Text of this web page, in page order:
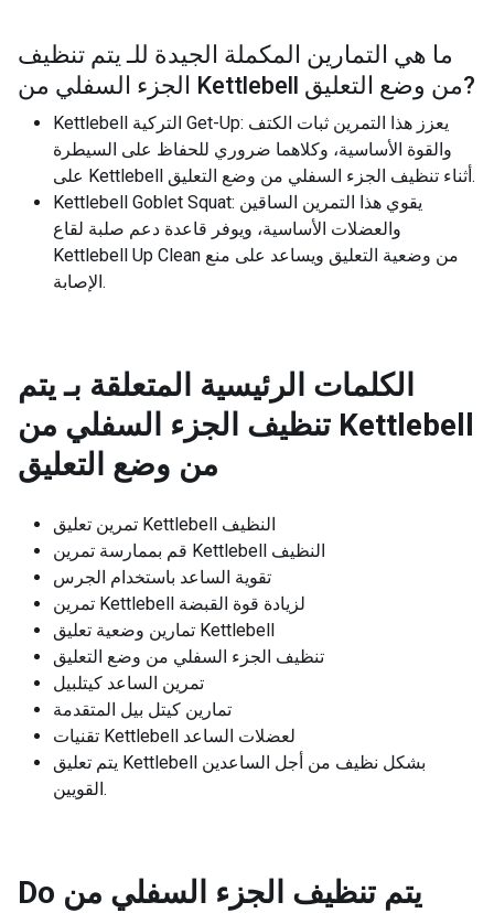
ما هي التمارين المكملة الجيدة للـ يتم تنظيف
الجزء السفلي من Kettlebell من وضع التعليق?
Kettlebell التركية Get-Up: يعزز هذا التمرين ثبات الكتف
والقوة الأساسية، وكلاهما ضروري للحفاظ على السيطرة
على Kettlebell أثناء تنظيف الجزء السفلي من وضع التعليق.
Kettlebell Goblet Squat: يقوي هذا التمرين الساقين
والعضلات الأساسية، ويوفر قاعدة دعم صلبة لقاع
Kettlebell Up Clean من وضعية التعليق ويساعد على منع
الإصابة.
الكلمات الرئيسية المتعلقة بـ يتم
تنظيف الجزء السفلي من Kettlebell
من وضع التعليق
تمرين تعليق Kettlebell النظيف
قم بممارسة تمرين Kettlebell النظيف
تقوية الساعد باستخدام الجرس
تمرين Kettlebell لزيادة قوة القبضة
تمارين وضعية تعليق Kettlebell
تنظيف الجزء السفلي من وضع التعليق
تمرين الساعد كيتلبيل
تمارين كيتل بيل المتقدمة
تقنيات Kettlebell لعضلات الساعد
يتم تعليق Kettlebell بشكل نظيف من أجل الساعدين
القويين.
Do يتم تنظيف الجزء السفلي من